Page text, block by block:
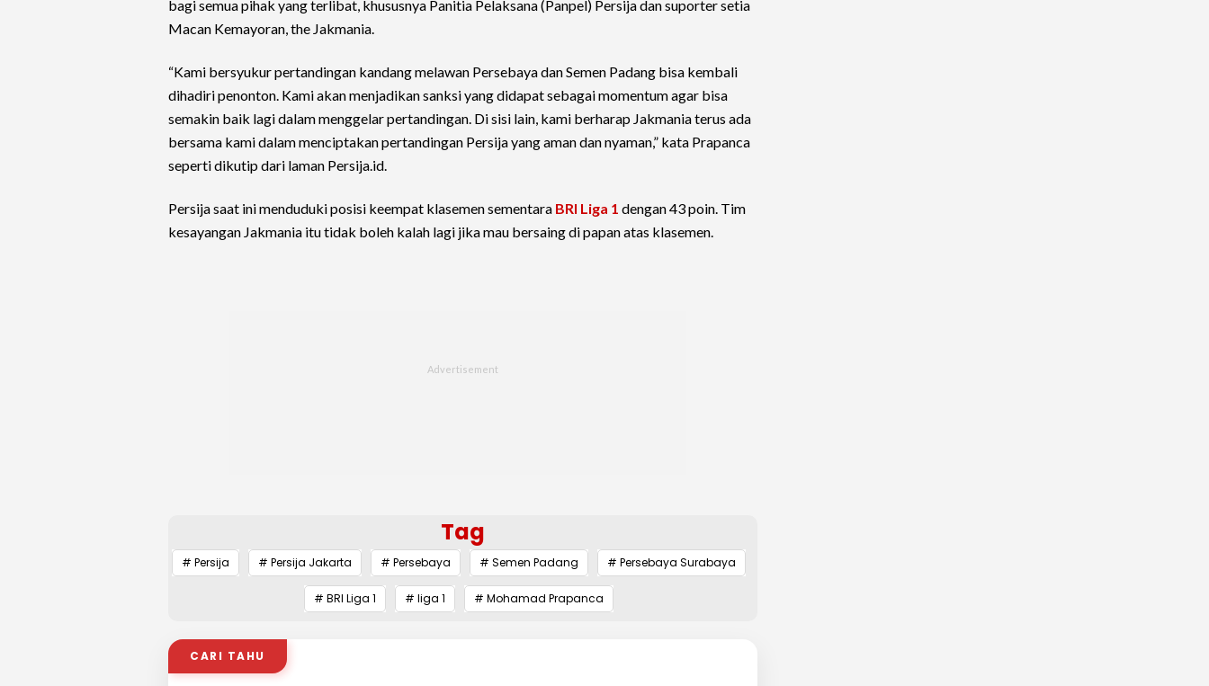
bagi semua pihak yang terlibat, khususnya Panitia Pelaksana (Panpel) Persija dan suporter setia
Macan Kemayoran, the Jakmania.
“Kami bersyukur pertandingan kandang melawan Persebaya dan Semen Padang bisa kembali
dihadiri penonton. Kami akan menjadikan sanksi yang didapat sebagai momentum agar bisa
semakin baik lagi dalam menggelar pertandingan. Di sisi lain, kami berharap Jakmania terus ada
bersama kami dalam menciptakan pertandingan Persija yang aman dan nyaman,” kata Prapanca
seperti dikutip dari laman Persija.id.
Persija saat ini menduduki posisi keempat klasemen sementara BRI Liga 1 dengan 43 poin. Tim
kesayangan Jakmania itu tidak boleh kalah lagi jika mau bersaing di papan atas klasemen.
Tag
# Persija # Persija Jakarta # Persebaya # Semen Padang # Persebaya Surabaya
# BRI Liga 1 # liga 1 # Mohamad Prapanca
CARI TAHU